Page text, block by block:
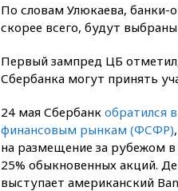
По словам Улюкаева, банки-
скорее всего, будут
Первый зампред ЦБ
Сбербанка могут принять
24 мая Сбербанк обратился
финансовым рынкам (ФСФР)
на размещение за рубежом
25% обыкновенных акций.
выступает американский